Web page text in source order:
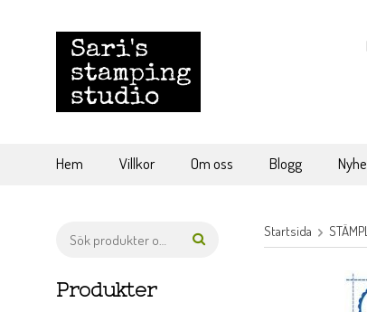
Hem Villkor Om oss Blogg
Produkter
Startsida